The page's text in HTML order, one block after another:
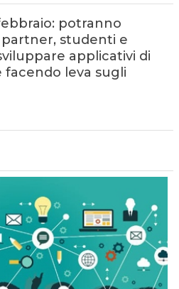
potranno
studenti e
applicativi di
facendo leva sugli